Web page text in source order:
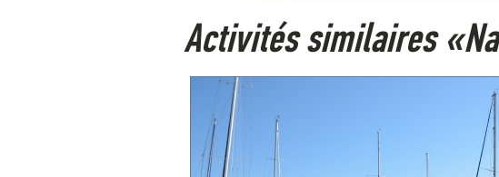
Activités similaires